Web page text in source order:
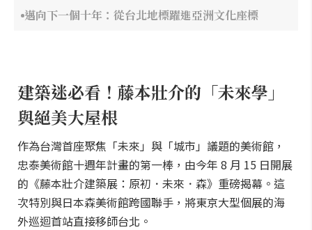
邁向下一個十年：從台北地標躍進亞洲文化座標
建築迷必看！藤本壯介的「未來學」
與絕美大屋根
作為台灣首座聚焦「未來」與「城市」議題的美術館，
忠泰美術館十週年計畫的第一棒，由今年 8 月 15 日開展
的《藤本壯介建築展：原初．未來．森》重磅揭幕。這
次特別與日本森美術館跨國聯手，將東京大型個展的海
外巡迴首站直接移師台北。